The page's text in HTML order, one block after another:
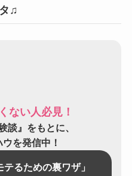
♫
ない人必見！
談』をもとに、
を発信中！
るための裏ワザ」